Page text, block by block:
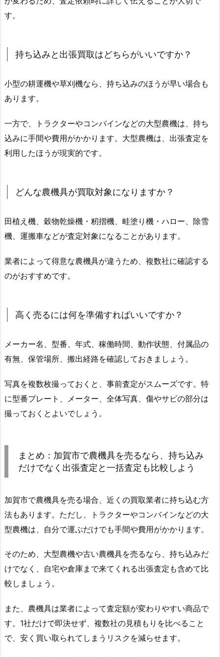
す。
持ち込みと出張買取はどちらがいいですか？
小型の耕運機や草刈機なら、持ち込みのほうが早い場合も
あります。
一方で、トラクターやコンバインなどの大型農機は、持ち
込みに手間や費用がかかります。大型農機は、出張査定を
利用したほうが現実的です。
どんな農機具が買取対象になりますか？
田植え機、穀物乾燥機・籾摺機、畦塗り機・ハロー、除雪
機、運搬車などが査定対象になることがあります。
業者によって得意な農機具が違うため、複数社に確認する
のがおすすめです。
高く売るには何を準備すればいいですか？
メーカー名、型番、年式、稼働時間、動作状態、付属品の
有無、保管場所、搬出経路を確認しておきましょう。
写真を複数枚撮っておくと、事前査定がスムーズです。特
に型番プレート、メーター、全体写真、傷やサビの部分は
撮っておくとよいでしょう。
まとめ：加賀市で農機具を売るなら、持ち込み
だけでなく出張査定と一括査定も比較しよう
加賀市で農機具を売る場合、近くの買取業者に持ち込む方
法もあります。ただし、トラクターやコンバインなどの大
型農機は、自分で運ぶだけでも手間や費用がかかります。
そのため、大型農機や古い農機具を売るなら、持ち込みだ
けでなく、自宅や倉庫まで来てくれる出張査定も含めて比
較しましょう。
また、農機具は業者によって査定額が変わりやすい商品で
す。1社だけで即決せず、複数社の見積もりを比べること
で、安く買い取られてしまうリスクを減らせます。